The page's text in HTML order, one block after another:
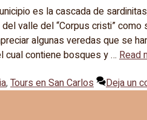
es la cascada de
valle del “Corpus cristi” como
algunas veredas que se
cual contiene bosques y … Read
,Tours en San Carlos Deja un